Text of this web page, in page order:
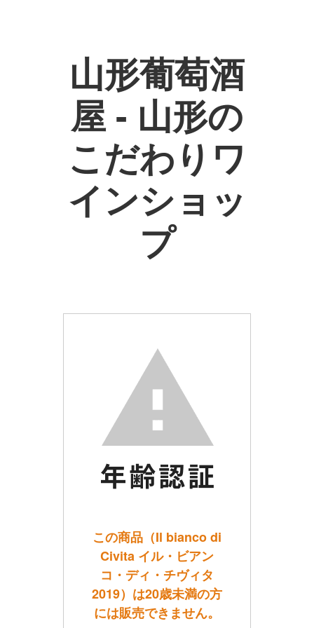
山形葡萄酒
屋 - 山形の
こだわりワ
インショッ
プ
この商品（Il bianco di
Civita イル・ビアン
コ・ディ・チヴィタ
2019）は20歳未満の方
には販売できません。